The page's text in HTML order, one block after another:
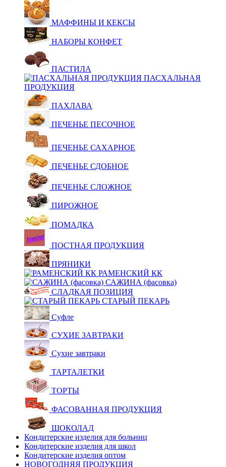
МАФФИНЫ И КЕКСЫ
НАБОРЫ КОНФЕТ
ПАСТИЛА
ПАСХАЛЬНАЯ
ПРОДУКЦИЯ
ПАХЛАВА
ПЕЧЕНЬЕ ПЕСОЧНОЕ
ПЕЧЕНЬЕ САХАРНОЕ
ПЕЧЕНЬЕ СДОБНОЕ
ПЕЧЕНЬЕ СЛОЖНОЕ
ПИРОЖНОЕ
ПОМАДКА
ПОСТНАЯ ПРОДУКЦИЯ
ПРЯНИКИ
РАМЕНСКИЙ КК
САЖИНА (фасовка)
СЛАДКАЯ ПОЗИЦИЯ
СТАРЫЙ ПЕКАРЬ
Суфле
СУХИЕ ЗАВТРАКИ
Сухие завтраки
ТАРТАЛЕТКИ
ТОРТЫ
ФАСОВАННАЯ ПРОДУКЦИЯ
ШОКОЛАД
Кондитерские изделия для больниц
Кондитерские изделия для школ
Кондитерские изделия оптом
НОВОГОДНЯЯ ПРОДУКЦИЯ